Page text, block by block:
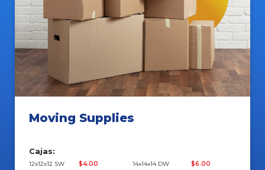
Moving Supplies
Cajas:
12x12x12 SW
$4.00
14x14x14 DW
$6.00